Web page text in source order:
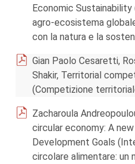
Economic
agro-ecosistema
con la natura e la
Gian Paolo Cesaretti,
Shakir, Territorial
(Competizione
Zacharoula
circular economy: A
Development Goals
circolare alimentare: un